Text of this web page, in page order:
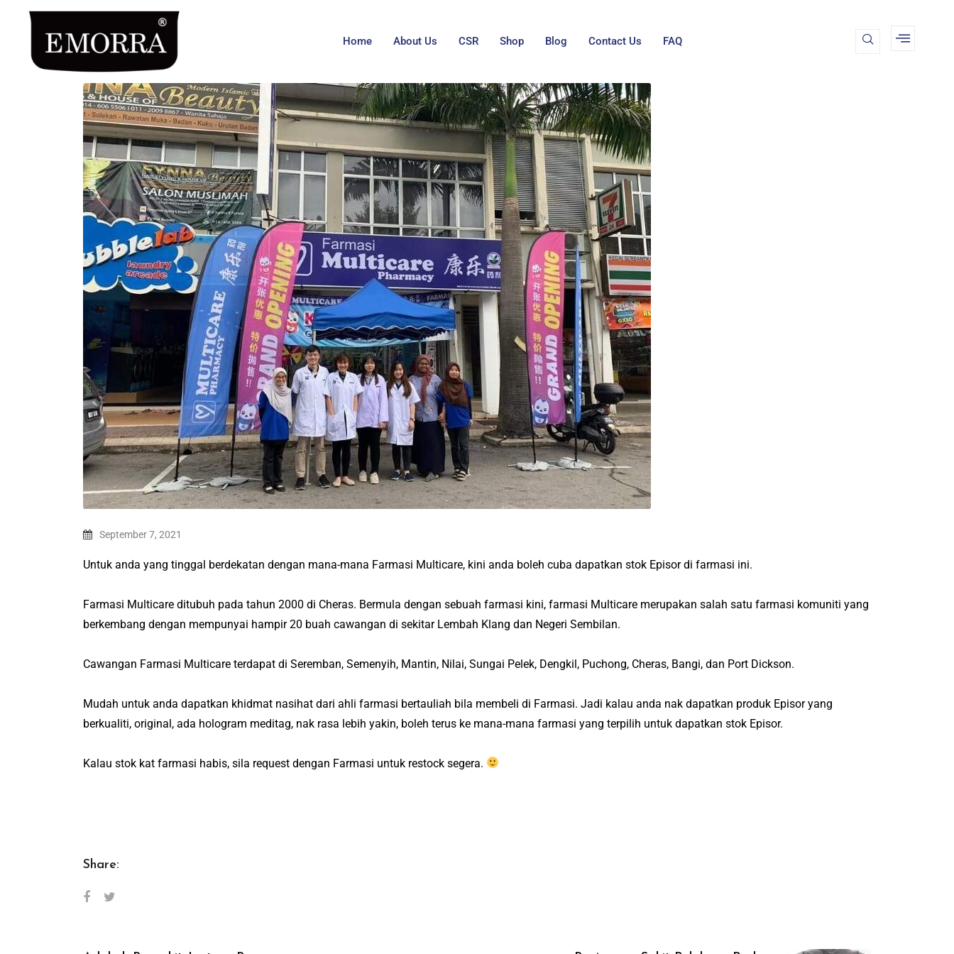
Home About Us CSR Shop Blog Contact Us FAQ
September 7, 2021
Untuk anda yang tinggal berdekatan dengan mana-mana Farmasi Multicare, kini anda boleh cuba dapatkan stok Episor di farmasi ini.
Farmasi Multicare ditubuh pada tahun 2000 di Cheras. Bermula dengan sebuah farmasi kini, farmasi Multicare merupakan salah satu farmasi komuniti yang
berkembang dengan mempunyai hampir 20 buah cawangan di sekitar Lembah Klang dan Negeri Sembilan.
Cawangan Farmasi Multicare terdapat di Seremban, Semenyih, Mantin, Nilai, Sungai Pelek, Dengkil, Puchong, Cheras, Bangi, dan Port Dickson.
Mudah untuk anda dapatkan khidmat nasihat dari ahli farmasi bertauliah bila membeli di Farmasi. Jadi kalau anda nak dapatkan produk Episor yang
berkualiti, original, ada hologram meditag, nak rasa lebih yakin, boleh terus ke mana-mana farmasi yang terpilih untuk dapatkan stok Episor.
Kalau stok kat farmasi habis, sila request dengan Farmasi untuk restock segera.
Share: